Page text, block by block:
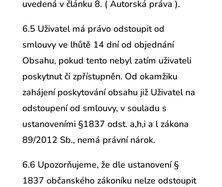
uvedená v článku 8. ( Autorská práva ).
6.5 Uživatel má právo odstoupit od
smlouvy ve lhůtě 14 dní od objednání
Obsahu, pokud tento nebyl zatím uživateli
poskytnut či zpřístupněn. Od okamžiku
zahájení poskytování obsahu již Uživatel na
odstoupení od smlouvy, v souladu s
ustanoveními §1837 odst. a,h,i a l zákona
89/2012 Sb., nemá právní nárok.
6.6 Upozorňujeme, že dle ustanovení §
1837 občanského zákoníku nelze odstoupit